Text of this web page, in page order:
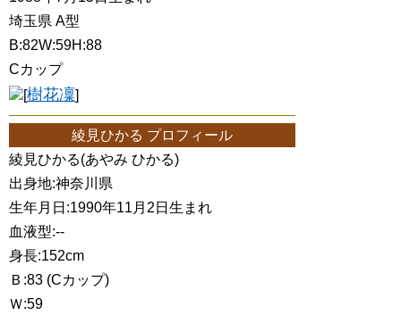
埼玉県 A型
B:82W:59H:88
Cカップ
[樹花凜]
綾見ひかる プロフィール
綾見ひかる(あやみ ひかる)
出身地:神奈川県
生年月日:1990年11月2日生まれ
血液型:--
身長:152cm
Ｂ:83 (Cカップ)
Ｗ:59